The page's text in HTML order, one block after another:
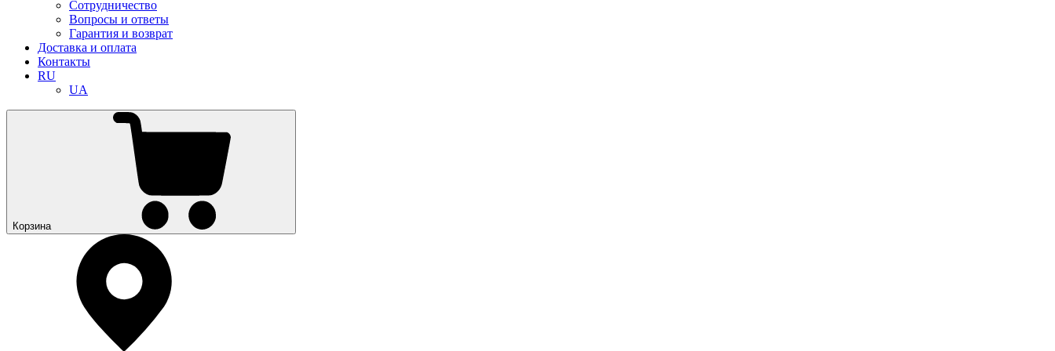
Сотрудничество
Вопросы и ответы
Гарантия и возврат
Доставка и оплата
Контакты
RU
UA
Корзина